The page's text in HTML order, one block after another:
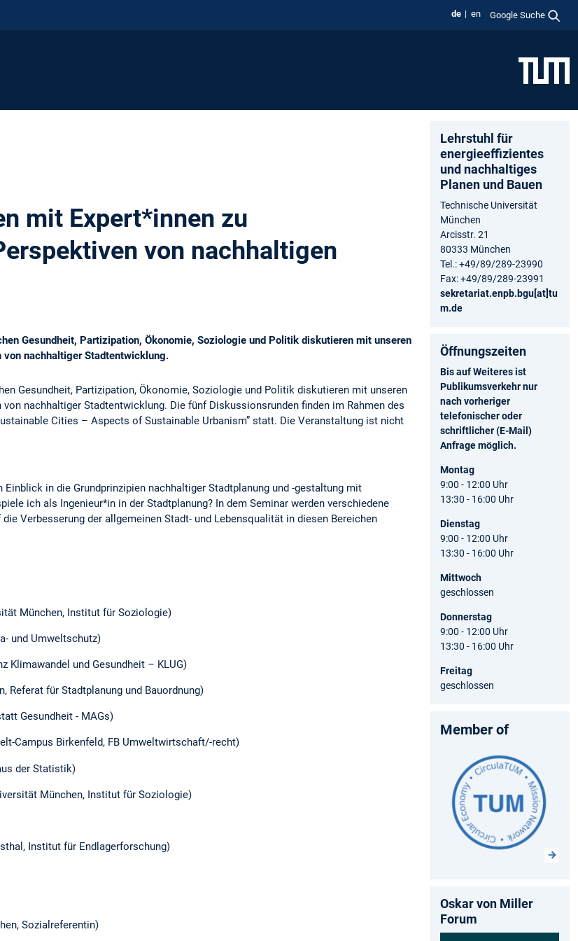
de en Google Suche
mit Expert*innen zu
von nachhaltigen
Gesundheit, Partizipation, Ökonomie, Soziologie und Politik diskutieren mit unseren
nachhaltiger Stadtentwicklung.
Gesundheit, Partizipation, Ökonomie, Soziologie und Politik diskutieren mit unseren
nachhaltiger Stadtentwicklung. Die fünf Diskussionsrunden finden im Rahmen des
Cities – Aspects of Sustainable Urbanism” statt. Die Veranstaltung ist nicht
Einblick in die Grundprinzipien nachhaltiger Stadtplanung und -gestaltung mit
ich als Ingenieur*in in der Stadtplanung? In dem Seminar werden verschiedene
Verbesserung der allgemeinen Stadt- und Lebensqualität in diesen Bereichen
München, Institut für Soziologie)
und Umweltschutz)
Klimawandel und Gesundheit – KLUG)
Referat für Stadtplanung und Bauordnung)
Gesundheit - MAGs)
Campus Birkenfeld, FB Umweltwirtschaft/-recht)
der Statistik)
München, Institut für Soziologie)
Institut für Endlagerforschung)
Sozialreferentin)
Lehrstuhl für
energieeffizientes
und nachhaltiges
Planen und Bauen
Technische Universität
München
Arcisstr. 21
80333 München
Tel.: +49/89/289-23990
Fax: +49/89/289-23991
sekretariat.enpb.bgu[at]tu
m.de
Öffnungszeiten
Bis auf Weiteres ist
Publikumsverkehr nur
nach vorheriger
telefonischer oder
schriftlicher (E-Mail)
Anfrage möglich.
Montag
9:00 - 12:00 Uhr
13:30 - 16:00 Uhr
Dienstag
9:00 - 12:00 Uhr
13:30 - 16:00 Uhr
Mittwoch
geschlossen
Donnerstag
9:00 - 12:00 Uhr
13:30 - 16:00 Uhr
Freitag
geschlossen
Member of
Oskar von Miller
Forum